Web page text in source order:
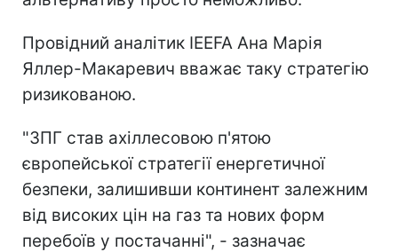
Провідний аналітик IEEFA Ана Марія
Яллер-Макаревич вважає таку стратегію
ризикованою.
"ЗПГ став ахіллесовою п'ятою
європейської стратегії енергетичної
безпеки, залишивши континент залежним
від високих цін на газ та нових форм
перебоїв у постачанні", - зазначає